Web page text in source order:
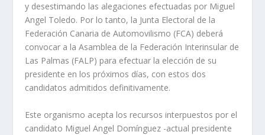
y desestimando las alegaciones efectuadas por Miguel
Angel Toledo. Por lo tanto, la Junta Electoral de la
Federación Canaria de Automovilismo (FCA) deberá
convocar a la Asamblea de la Federación Interinsular de
Las Palmas (FALP) para efectuar la elección de su
presidente en los próximos días, con estos dos
candidatos admitidos definitivamente.
Este organismo acepta los recursos interpuestos por el
candidato Miguel Angel Domínguez -actual presidente